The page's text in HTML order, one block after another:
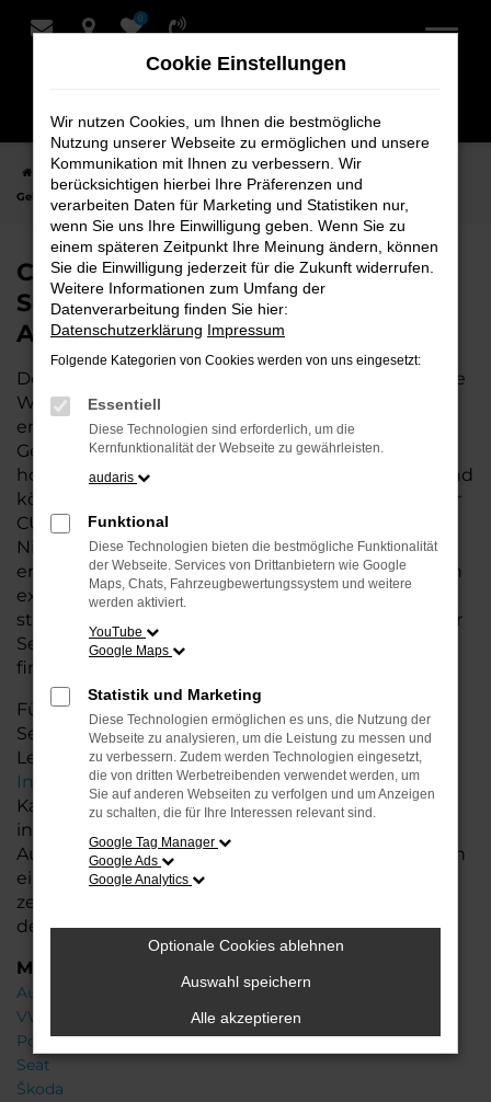
Zum
0
Startseite Hersteller CUPRA CUPRA Ateca
CUPRA Ateca
Gebrauchtwagen bei Schmidt + Koch - Ihr CUPRA Autohaus
CUPRA Ateca Gebrauchtwagen bei
Schmidt + Koch - Ihr CUPRA
Autohaus
Der Gebrauchtwagen CUPRA Ateca ist die perfekte
Wahl, wenn Sie ein zuverlässiges und gut
erhaltenes Fahrzeug suchen. Mit einem
Gebrauchtwagen von uns fahren Sie ein
hochwertiges Auto zu einem attraktiven Preis – und
können sich auf geprüfte Qualität verlassen. Als Ihr
CUPRA Autohaus in Bremen, Bremerhaven und
Niedersachsen bieten wir Ihnen nicht nur
erstklassige Gebrauchtwagen, sondern auch einen
exzellenten Service. Unsere erfahrenen Berater
stehen Ihnen mit fachkundiger Unterstützung zur
Seite und helfen Ihnen, das ideale Fahrzeug zu
finden.
Für Ihr CUPRA Fahrzeug bieten wir zusätzliche
Services wie flexible Finanzierungs- und
Leasingoptionen sowie die Möglichkeit zur
InzahlungnahmeIhres Altfahrzeugs. So wird der
Kauf Ihres Gebrauchtwagens noch einfacher und
individueller. Profitieren Sie von unserer großen
Auswahl an Gebrauchtwagen und lassen Sie sich in
einer ausführlichen Beratung Ihr Wunschfahrzeug
zeigen. Wir freuen uns darauf, Ihnen bei der Wahl
des perfekten CUPRA Ateca zu helfen!
Marken
Audi
VW
Porsche
Seat
Škoda
Cookie Einstellungen
Wir nutzen Cookies, um Ihnen die bestmögliche
Nutzung unserer Webseite zu ermöglichen und unsere
Kommunikation mit Ihnen zu verbessern. Wir
berücksichtigen hierbei Ihre Präferenzen und
verarbeiten Daten für Marketing und Statistiken nur,
wenn Sie uns Ihre Einwilligung geben. Wenn Sie zu
einem späteren Zeitpunkt Ihre Meinung ändern, können
Sie die Einwilligung jederzeit für die Zukunft widerrufen.
Weitere Informationen zum Umfang der
Datenverarbeitung finden Sie hier:
Datenschutzerklärung Impressum
Folgende Kategorien von Cookies werden von uns eingesetzt:
Essentiell
Diese Technologien sind erforderlich, um die
Kernfunktionalität der Webseite zu gewährleisten.
audaris
Funktional
Diese Technologien bieten die bestmögliche Funktionalität
der Webseite. Services von Drittanbietern wie Google
Maps, Chats, Fahrzeugbewertungssystem und weitere
werden aktiviert.
YouTube
Google Maps
Statistik und Marketing
Diese Technologien ermöglichen es uns, die Nutzung der
Webseite zu analysieren, um die Leistung zu messen und
zu verbessern. Zudem werden Technologien eingesetzt,
die von dritten Werbetreibenden verwendet werden, um
Sie auf anderen Webseiten zu verfolgen und um Anzeigen
zu schalten, die für Ihre Interessen relevant sind.
Google Tag Manager
Google Ads
Google Analytics
Optionale Cookies ablehnen
Auswahl speichern
Alle akzeptieren